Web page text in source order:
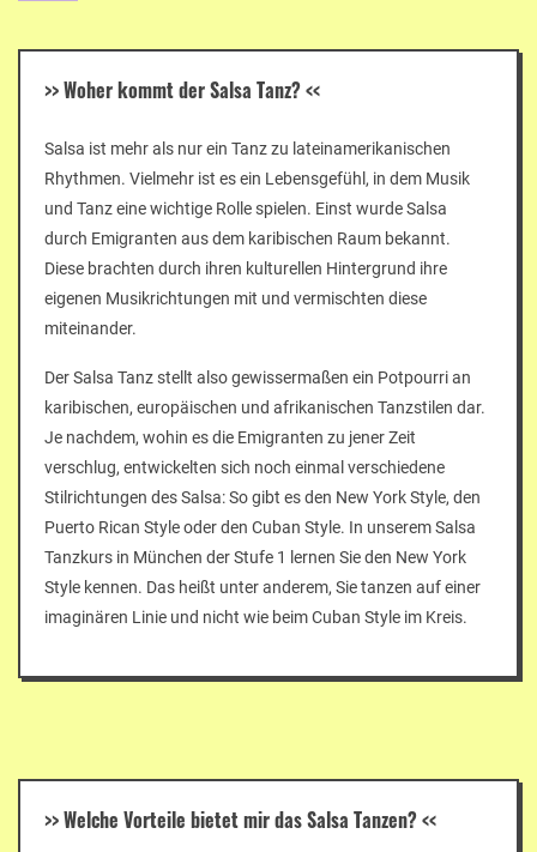
>>Woher kommt der Salsa Tanz?<<
Salsa ist mehr als nur ein Tanz zu lateinamerikanischen
Rhythmen. Vielmehr ist es ein Lebensgefühl, in dem Musik
und Tanz eine wichtige Rolle spielen. Einst wurde Salsa
durch Emigranten aus dem karibischen Raum bekannt.
Diese brachten durch ihren kulturellen Hintergrund ihre
eigenen Musikrichtungen mit und vermischten diese
miteinander.
Der Salsa Tanz stellt also gewissermaßen ein Potpourri an
karibischen, europäischen und afrikanischen Tanzstilen dar.
Je nachdem, wohin es die Emigranten zu jener Zeit
verschlug, entwickelten sich noch einmal verschiedene
Stilrichtungen des Salsa: So gibt es den New York Style, den
Puerto Rican Style oder den Cuban Style. In unserem Salsa
Tanzkurs in München der Stufe 1 lernen Sie den New York
Style kennen. Das heißt unter anderem, Sie tanzen auf einer
imaginären Linie und nicht wie beim Cuban Style im Kreis.
>>Welche Vorteile bietet mir das Salsa Tanzen?<<